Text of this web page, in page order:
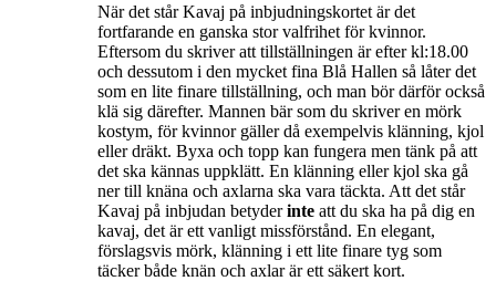
När det står Kavaj på inbjudningskortet är det
fortfarande en ganska stor valfrihet för kvinnor.
Eftersom du skriver att tillställningen är efter kl:18.00
och dessutom i den mycket fina Blå Hallen så låter det
som en lite finare tillställning, och man bör därför också
klä sig därefter. Mannen bär som du skriver en mörk
kostym, för kvinnor gäller då exempelvis klänning, kjol
eller dräkt. Byxa och topp kan fungera men tänk på att
det ska kännas uppklätt. En klänning eller kjol ska gå
ner till knäna och axlarna ska vara täckta. Att det står
Kavaj på inbjudan betyderinte att du ska ha på dig en
kavaj, det är ett vanligt missförstånd. En elegant,
förslagsvis mörk, klänning i ett lite finare tyg som
täcker både knän och axlar är ett säkert kort.